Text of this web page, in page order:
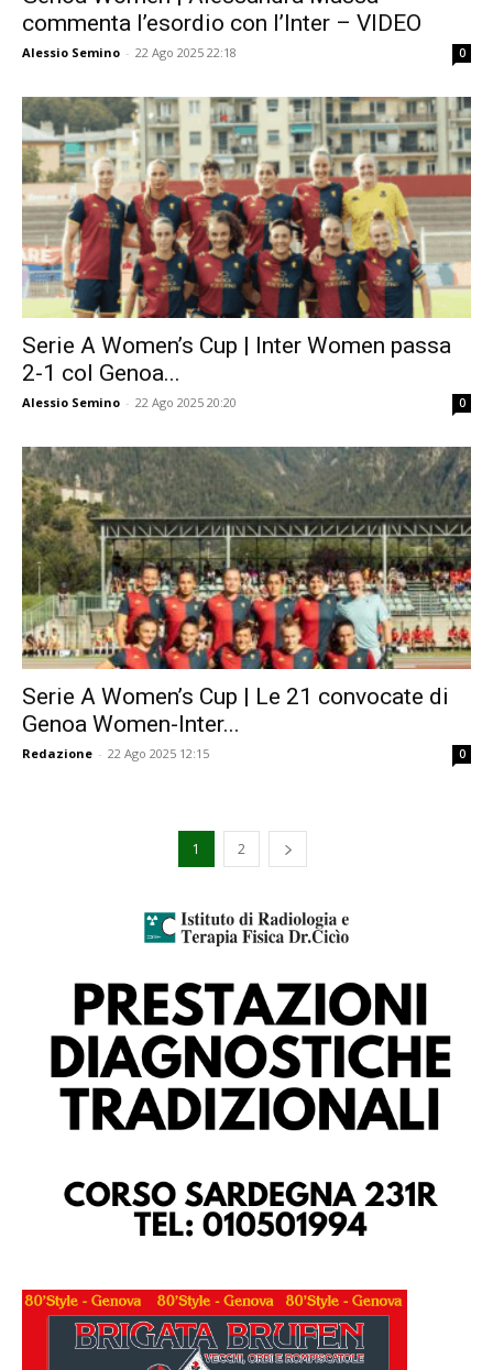
commenta l’esordio con l’Inter – VIDEO
Alessio Semino - 22 Ago 2025 22:18 0
Serie A Women’s Cup | Inter Women passa
2-1 col Genoa...
Alessio Semino - 22 Ago 2025 20:20 0
Serie A Women’s Cup | Le 21 convocate di
Genoa Women-Inter...
Redazione - 22 Ago 2025 12:15 0
1 2